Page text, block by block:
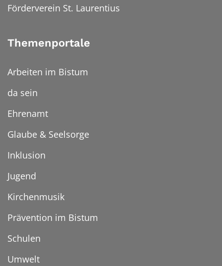
Förderverein St. Laurentius
Themenportale
Arbeiten im Bistum
da sein
Ehrenamt
Glaube & Seelsorge
Inklusion
Jugend
Kirchenmusik
Prävention im Bistum
Schulen
Umwelt